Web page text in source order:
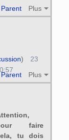
Parent Plus
Parent Plus
)
23
faire
tu dois